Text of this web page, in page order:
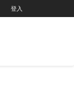
登入